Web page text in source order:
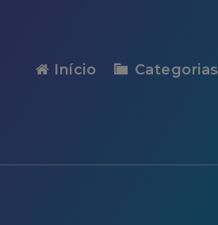
Início Categorias